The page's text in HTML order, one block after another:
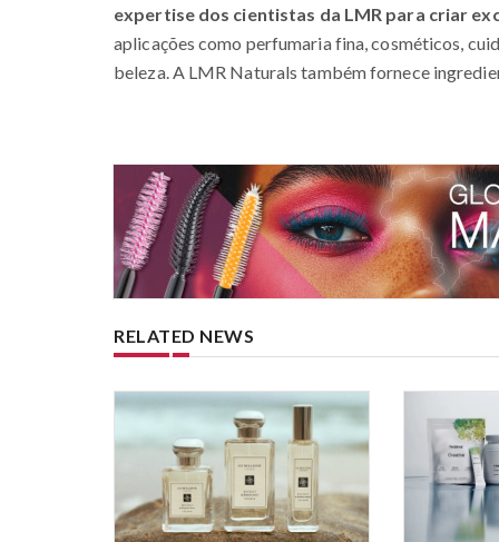
expertise dos cientistas da LMR para criar
aplicações como perfumaria fina, cosméticos,
beleza. A LMR Naturals também fornece
RELATED NEWS